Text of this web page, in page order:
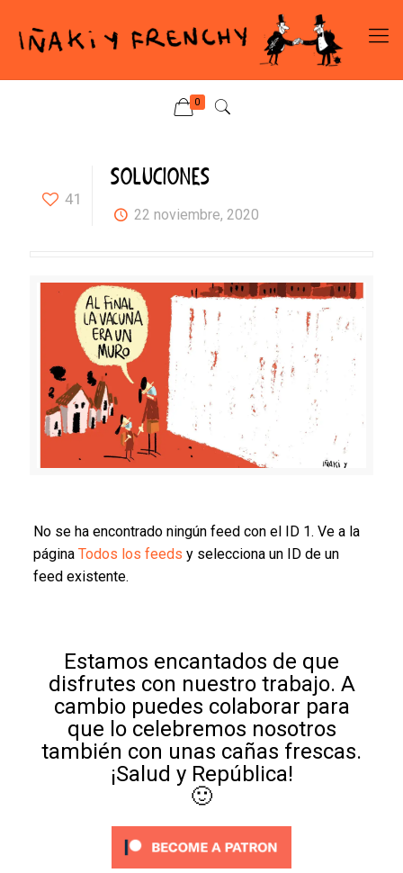
0
41
SOLUCIONES
22 noviembre, 2020
No se ha encontrado ningún feed con el ID 1. Ve a la
página Todos los feeds y selecciona un ID de un
feed existente.
Estamos encantados de que
disfrutes con nuestro trabajo. A
cambio puedes colaborar para
que lo celebremos nosotros
también con unas cañas frescas.
¡Salud y República!
🙂